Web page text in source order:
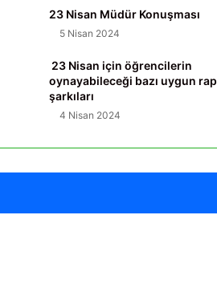
23 Nisan Müdür Konuşması
5 Nisan 2024
23 Nisan için öğrencilerin
oynayabileceği bazı uygun rap
şarkıları
4 Nisan 2024